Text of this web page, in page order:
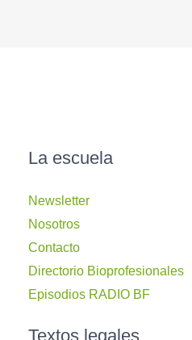
La escuela
Newsletter
Nosotros
Contacto
Directorio Bioprofesionales
Episodios RADIO BF
Textos legales